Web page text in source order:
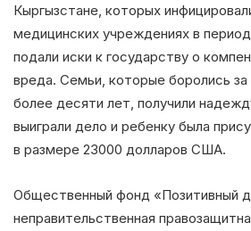
Кыргызстане, которых
медицинских учреждениях в
подали иски к государству о
вреда. Семьи, которые боролись за
более десяти лет, получили
выиграли дело и ребенку была
в размере 23000 долларов США.
Общественный фонд «Позитивный
неправительственная